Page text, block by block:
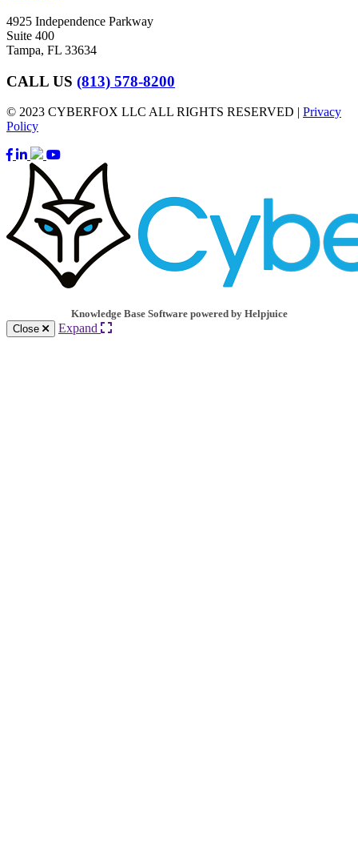
4925 Independence Parkway
Suite 400
Tampa, FL 33634
CALL US (813) 578-8200
© 2023 CYBERFOX LLC ALL RIGHTS RESERVED | Privacy
Policy
Knowledge Base Software powered by Helpjuice
Close
Expand